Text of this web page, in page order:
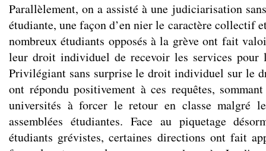
Parallèlement, on a assisté à une judiciarisation
étudiante, une façon d’en nier le caractère collectif
nombreux étudiants opposés à la grève ont fait
leur droit individuel de recevoir les services pour
Privilégiant sans surprise le droit individuel sur le
ont répondu positivement à ces requêtes,
universités à forcer le retour en classe malgré
assemblées étudiantes. Face au piquetage
étudiants grévistes, certaines directions ont fait